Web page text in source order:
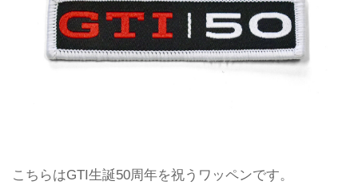
こちらはGTI生誕50周年を祝うワッペンです。